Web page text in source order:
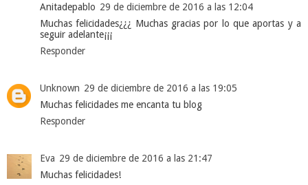
Anitadepablo 29 de diciembre de 2016 a las 12:04
Muchas felicidades¿¿¿ Muchas gracias por lo que aportas y a
seguir adelante¡¡¡
Responder
Unknown 29 de diciembre de 2016 a las 19:05
Muchas felicidades me encanta tu blog
Responder
Eva 29 de diciembre de 2016 a las 21:47
Muchas felicidades!